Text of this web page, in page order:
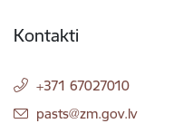
Kontakti
+371 67027010
E-pasts:
pasts@zm.gov.lv